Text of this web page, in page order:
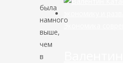
была
намного
выше,
чем
в
Экономика